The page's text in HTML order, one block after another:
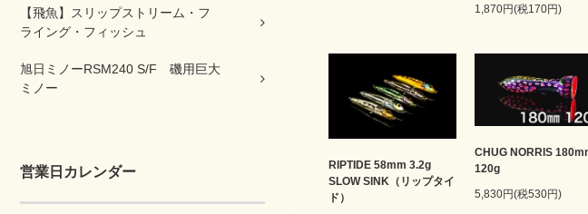
【飛魚】スリップストリーム・フ
ライング・フィッシュ
旭日ミノーRSM240 S/F 磯用巨大
ミノー
営業日カレンダー
1,870円(税170円)
RIPTIDE 58mm 3.2g
SLOW SINK（リップタイ
ド）
CHUG NORRIS
120g
5,830円(税530円)